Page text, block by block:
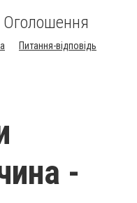
Оголошення
Питання-відповідь
-